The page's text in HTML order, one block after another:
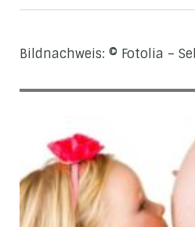
Bildnachweis: © Fotolia –